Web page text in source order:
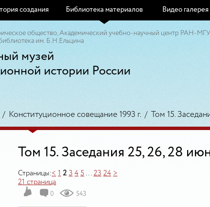
создания Библиотека материалов Видео галерея
общество, Академический учебно-научный центр РАН-МГУ
им. Б.Н.Ельцина
музей
истории России
/ Конституционное совещание 1993 г./ Том 15.
Том 15. Заседания 25, 26, 28
Страницы: < 1 2 3 4 5 ... 23 24 >
21 страница
0 543